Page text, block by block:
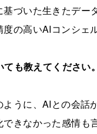
づいた生きたデー
の高いAIコンシェ
も教えてください。
うに、AIとの会話
きなかった感情も